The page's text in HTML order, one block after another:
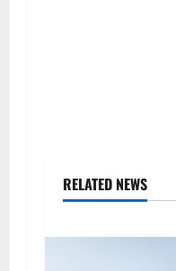
RELATED NEWS